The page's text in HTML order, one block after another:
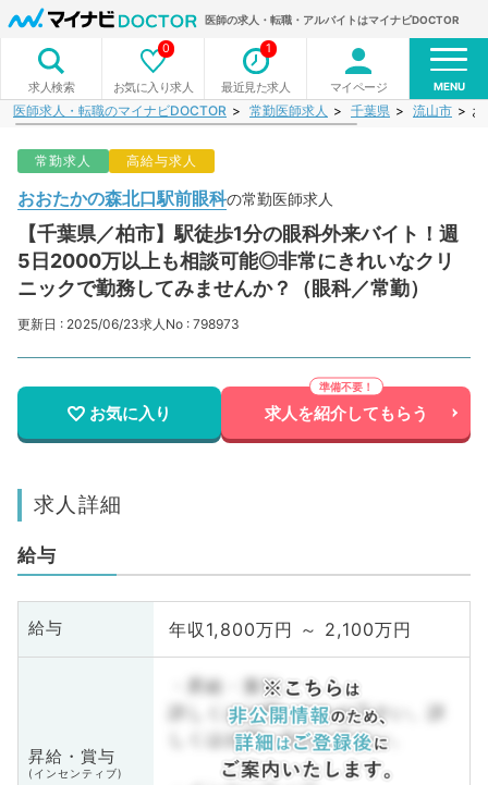
医師の求人・転職・アルバイトはマイナビDOCTOR
求人検索 お気に入り求人
0
最近見た求人
1
マイページ MENU
医師求人・転職のマイナビDOCTOR 常勤医師求人 千葉県 流山市
常勤求人 高給与求人
おおたかの森北口駅前眼科の常勤医師求人
【千葉県／柏市】駅徒歩1分の眼科外来バイト！週
5日2000万以上も相談可能◎非常にきれいなクリ
ニックで勤務してみませんか？（眼科／常勤）
更新日 : 2025/06/23求人No : 798973
お気に入り 求人を紹介してもらう
求人詳細
給与
給与 年収1,800万円 ～ 2,100万円
昇給・賞与
(インセンティブ)
・昇給・賞与
詳しくはお問い合わせ下さい。詳
しくはお問い合わせ下さい。